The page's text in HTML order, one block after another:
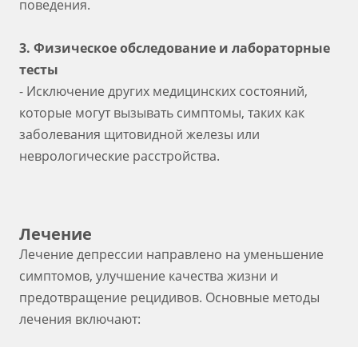
поведения.
3. Физическое обследование и лабораторные
тесты
- Исключение других медицинских состояний,
которые могут вызывать симптомы, таких как
заболевания щитовидной железы или
неврологические расстройства.
Лечение
Лечение депрессии направлено на уменьшение
симптомов, улучшение качества жизни и
предотвращение рецидивов. Основные методы
лечения включают: